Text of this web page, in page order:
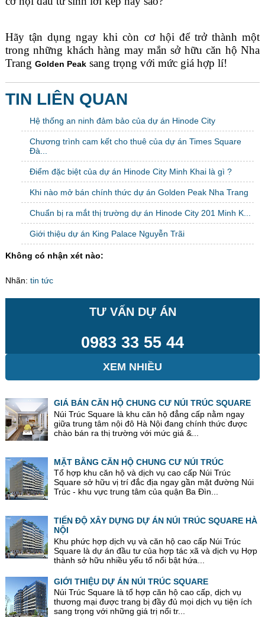
Hãy tận dụng ngay khi còn cơ hội để trở thành một
trong những khách hàng may mắn sở hữu căn hộ Nha
Trang Golden Peaksang trọng với mức giá hợp lí!
TIN LIÊN QUAN
Hệ thống an ninh đảm bảo của dự án Hinode City
Chương trình cam kết cho thuê của dự án Times Square
Đà...
Điểm đặc biệt của dự án Hinode City Minh Khai là gì ?
Khi nào mở bán chính thức dự án Golden Peak Nha Trang
Chuẩn bị ra mắt thị trường dự án Hinode City 201 Minh K...
Giới thiệu dự án King Palace Nguyễn Trãi
Không có nhận xét nào:
Nhãn: tin tức
TƯ VẤN DỰ ÁN
0983 33 55 44
XEM NHIỀU
GIÁ BÁN CĂN HỘ CHUNG CƯ NÚI TRÚC SQUARE
Núi Trúc Square là khu căn hộ đẳng cấp nằm ngay
giữa trung tâm nội đô Hà Nội đang chính thức được
chào bán ra thị trường với mức giá &...
MẶT BẰNG CĂN HỘ CHUNG CƯ NÚI TRÚC
Tổ hợp khu căn hộ và dịch vụ cao cấp Núi Trúc
Square sở hữu vị trí đắc địa ngay gần mặt đường Núi
Trúc - khu vực trung tâm của quận Ba Đìn...
TIẾN ĐỘ XÂY DỰNG DỰ ÁN NÚI TRÚC SQUARE HÀ
NỘI
Khu phức hợp dịch vụ và căn hộ cao cấp Núi Trúc
Square là dự án đầu tư của hợp tác xã và dịch vụ Hợp
thành sở hữu nhiều yếu tố nổi bật hứa...
GIỚI THIỆU DỰ ÁN NÚI TRÚC SQUARE
Núi Trúc Square là tổ hợp căn hộ cao cấp, dịch vụ
thương mại được trang bị đầy đủ mọi dịch vụ tiện ích
sang trọng với những giá trị nổi tr...